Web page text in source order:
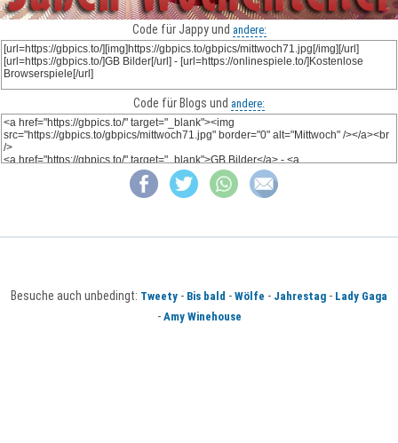
Code für Jappy und andere:
Code für Blogs und andere:
Besuche auch unbedingt: Tweety - Bis bald - Wölfe - Jahrestag - Lady Gaga
- Amy Winehouse